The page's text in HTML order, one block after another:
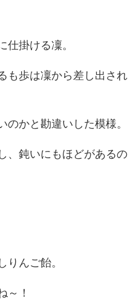
仕掛ける凜。
も歩は凜から差し出され
のかと勘違いした模様。
、鈍いにもほどがあるの
りんご飴。
～！